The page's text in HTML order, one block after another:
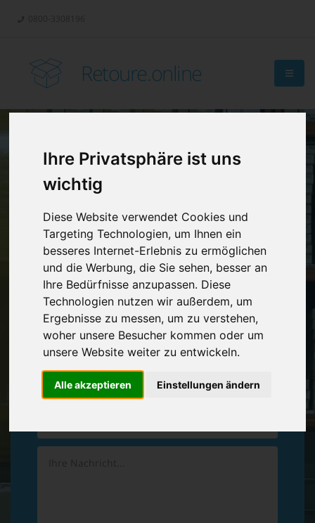
Ihre Privatsphäre ist uns
wichtig
Diese Website verwendet Cookies und
Targeting Technologien, um Ihnen ein
besseres Internet-Erlebnis zu ermöglichen
und die Werbung, die Sie sehen, besser an
Ihre Bedürfnisse anzupassen. Diese
Technologien nutzen wir außerdem, um
Ergebnisse zu messen, um zu verstehen,
woher unsere Besucher kommen oder um
unsere Website weiter zu entwickeln.
Alle akzeptieren Einstellungen ändern
Retoure.online
Retouren-
Management?
Vereinbaren Sie einenRückruf
Hinterlassen Sie uns gern eine persönliche Nachricht.